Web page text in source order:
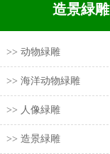
造景緑雕
>> 动物緑雕
>> 海洋动物緑雕
>> 人像緑雕
>> 造景緑雕